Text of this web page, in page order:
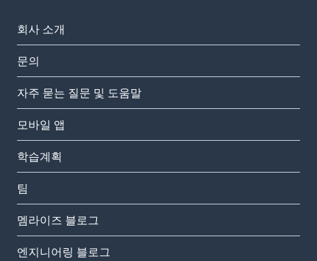
회사 소개
문의
자주 묻는 질문 및 도움말
모바일 앱
학습계획
팀
멤라이즈 블로그
엔지니어링 블로그